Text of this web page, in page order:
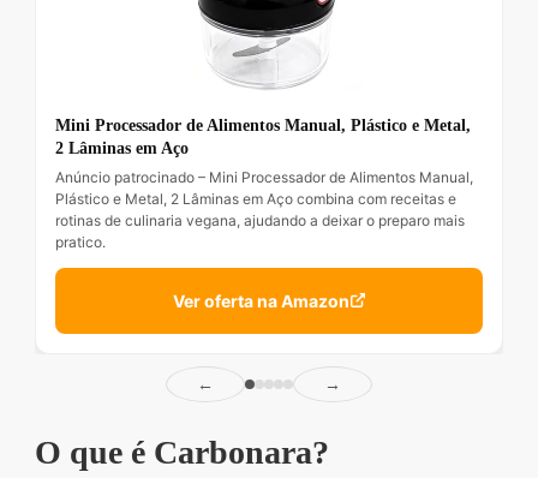
Mini Processador de Alimentos Manual, Plástico e Metal,
2 Lâminas em Aço
Anúncio patrocinado – Mini Processador de Alimentos Manual,
Plástico e Metal, 2 Lâminas em Aço combina com receitas e
rotinas de culinaria vegana, ajudando a deixar o preparo mais
pratico.
Ver oferta na Amazon
← →
O que é Carbonara?